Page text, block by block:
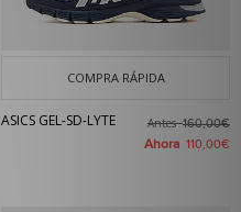
COMPRA RÁPIDA
ASICS GEL-SD-LYTE Antes160,00€
Ahora 110,00€